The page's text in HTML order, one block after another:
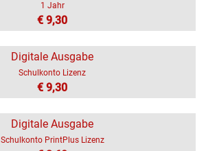
1 Jahr
€ 9,30
Digitale Ausgabe
Schulkonto Lizenz
€ 9,30
Digitale Ausgabe
Schulkonto PrintPlus Lizenz